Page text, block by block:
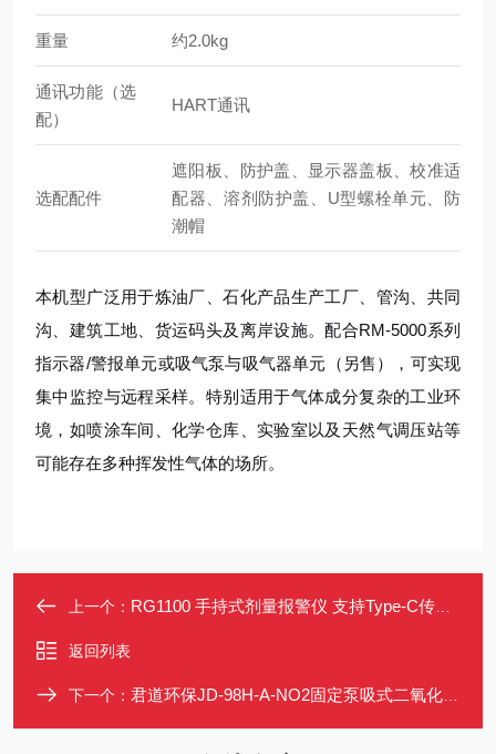
重量 约2.0kg
通讯功能（选
配）
HART通讯
选配配件
遮阳板、防护盖、显示器盖板、校准适
配器、溶剂防护盖、U型螺栓单元、防
潮帽
本机型广泛用于炼油厂、石化产品生产工厂、管沟、共同
沟、建筑工地、货运码头及离岸设施。配合RM-5000系列
指示器/警报单元或吸气泵与吸气器单元（另售），可实现
集中监控与远程采样。特别适用于气体成分复杂的工业环
境，如喷涂车间、化学仓库、实验室以及天然气调压站等
可能存在多种挥发性气体的场所。
上一个： RG1100 手持式剂量报警仪 支持Type-C传输 IP54防护等级
返回列表
下一个： 君道环保JD-98H-A-NO2固定泵吸式二氧化氮报警仪